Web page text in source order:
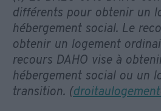
différents pour obtenir un
hébergement social. Le
obtenir un logement
recours DAHO vise à
hébergement social ou un
transition. (